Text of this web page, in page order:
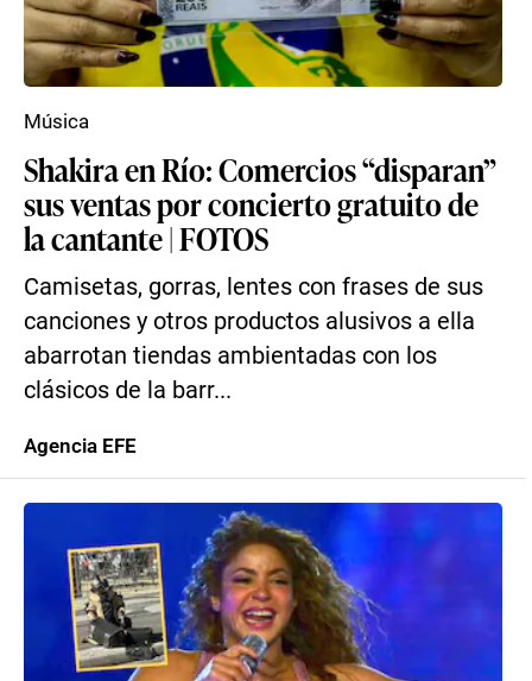
Shakira en Río: Comercios “disparan”
sus ventas por concierto gratuito de
la cantante | FOTOS
Camisetas, gorras, lentes con frases de sus
canciones y otros productos alusivos a ella
abarrotan tiendas ambientadas con los
clásicos de la barr...
Música
Agencia EFE